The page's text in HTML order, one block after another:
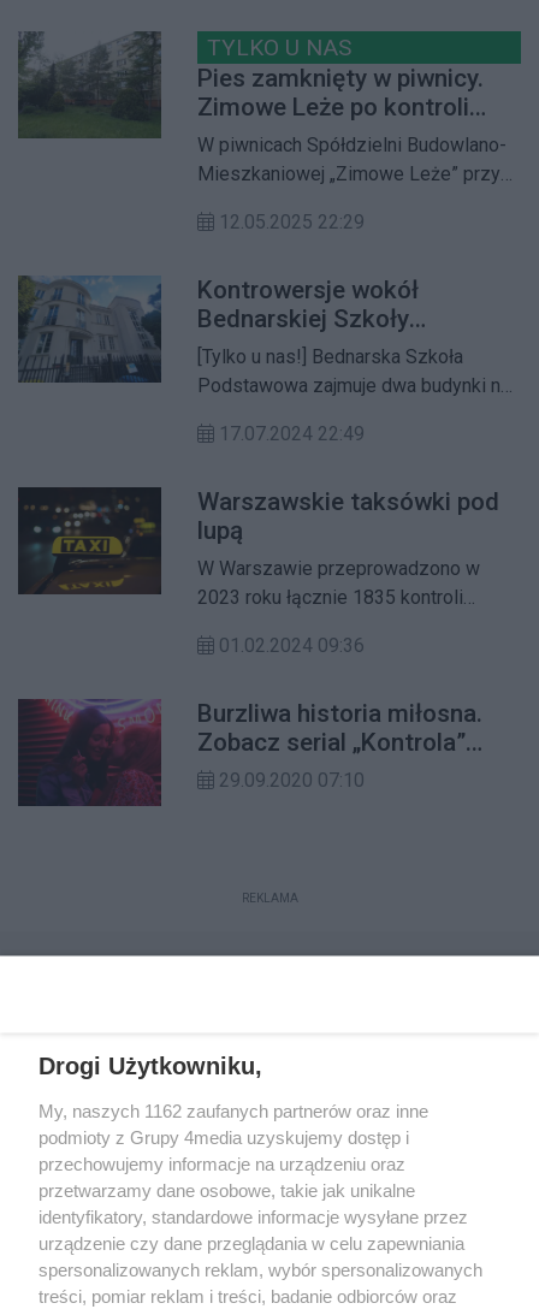
letni wypoczynek. Działania mają na
celu zwiększenie bezpieczeństwa
uczestników wyjazdów oraz
wyeliminowanie z ruchu pojazdów
niespełniających wymaganych norm.
TYLKO U NAS
Pies zamknięty w piwnicy.
Zimowe Leże po kontroli
inspektora nadzoru
budowlanego
W piwnicach Spółdzielni Budowlano-
Mieszkaniowej „Zimowe Leże” przy
kilkanaście nielegalnych mieszkań.
informacje, komu wynajmuje lokale.
Sprawą zainteresował się inspektor
nadzoru budowlanego
12.05.2025 22:29
Kontrowersje wokół
Bednarskiej Szkoły
Podstawowej na Żoliborzu
Dziennikarskim. Trwa
interwencja PINB
[Tylko u nas!] Bednarska Szkoła
Podstawowa zajmuje dwa budynki na
z miejscowym planem
Obecnie trwa postępowanie
administracyjne prowadzone przez
Powiatowy Inspektorat Nadzoru
Budowlanego.
17.07.2024 22:49
Warszawskie taksówki pod
lupą
W Warszawie przeprowadzono w
2023 roku łącznie 1835 kontroli
osobowe. Z danych wynika, że coraz
nielegalnie. Wzrosło za to
zainteresowania uzyskaniem legalnej
licencji na świadczenie usług
01.02.2024 09:36
Burzliwa historia miłosna.
Zobacz serial „Kontrola”
reżyserki z Żoliborza
29.09.2020 07:10
REKLAMA
Reklama Kontakt Regulamin
Dystrybucja
Regulamin prenumeraty
Polityka Prywatności
Zapisz się do newslettera
Drogi Użytkowniku,
My, naszych 1162 zaufanych partnerów oraz inne
podmioty z Grupy 4media uzyskujemy dostęp i
przechowujemy informacje na urządzeniu oraz
przetwarzamy dane osobowe, takie jak unikalne
identyfikatory, standardowe informacje wysyłane przez
urządzenie czy dane przeglądania w celu zapewniania
spersonalizowanych reklam, wybór spersonalizowanych
treści, pomiar reklam i treści, badanie odbiorców oraz